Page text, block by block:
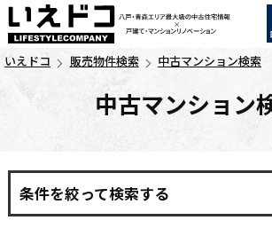
いえドコ 販売物件検索 中古マンション検索
中古マンション
条件を絞って検索する